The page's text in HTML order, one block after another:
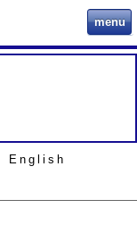
menu
English